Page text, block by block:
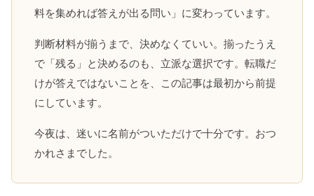
料を集めれば答えが出る問い」に変わっています。
判断材料が揃うまで、決めなくていい。揃ったうえ
で「残る」と決めるのも、立派な選択です。転職だ
けが答えではないことを、この記事は最初から前提
にしています。
今夜は、迷いに名前がついただけで十分です。おつ
かれさまでした。